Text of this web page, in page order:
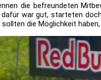
die befreundeten
dafür war gut, starteten
sollten die Möglichkeit